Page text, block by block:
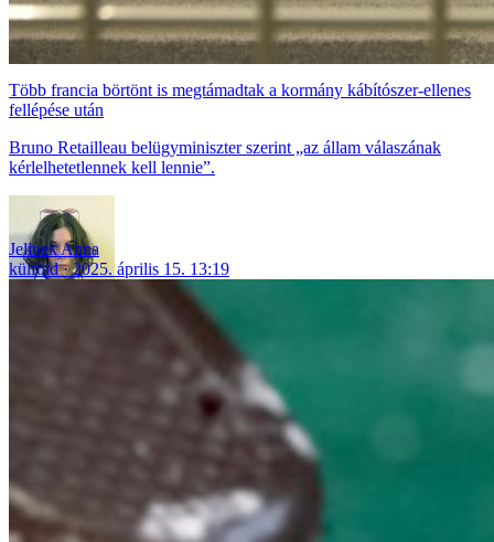
Több francia börtönt is megtámadtak a kormány kábítószer-ellenes
fellépése után
Bruno Retailleau belügyminiszter szerint „az állam válaszának
kérlelhetetlennek kell lennie”.
Jelinek Anna
külföld
2025. április 15. 13:19